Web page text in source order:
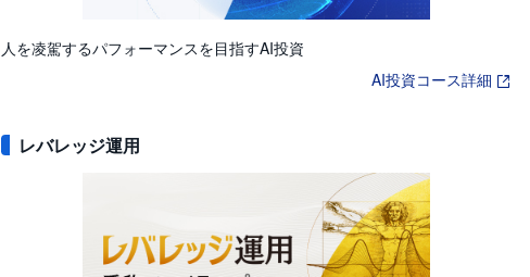
人を凌駕するパフォーマンスを目指すAI投資
AI投資コース詳細
レバレッジ運用